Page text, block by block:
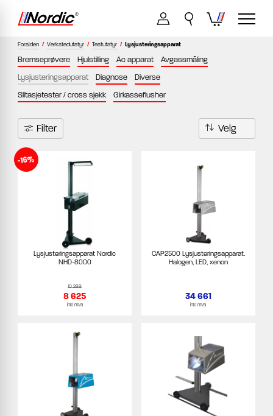
Forsiden / Verkstedutstyr / Testutstyr / Lysjusteringsapparat
Bremseprøvere Hjulstilling Ac apparat
Avgassmåling
Lysjusteringsapparat
Diagnose
Diverse
Slitasjetester / cross sjekk
Girkasseflusher
Filter
-16%
Lysjusteringsapparat Nordic
NHD-8000
10 299
8 625
inkl mva
CAP2500 Lysjusteringsapparat.
Halogen, LED, xenon
34 661
inkl mva